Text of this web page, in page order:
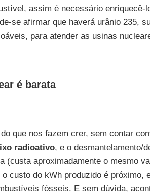
assim é necessário enriquecê-
se afirmar que haverá urânio 235,
para atender as usinas
é barata
que nos fazem crer, sem contar
radioativo, e o desmantelamento/
(custa aproximadamente o mesmo
custo do kWh produzido é próximo,
fósseis. E sem dúvida,